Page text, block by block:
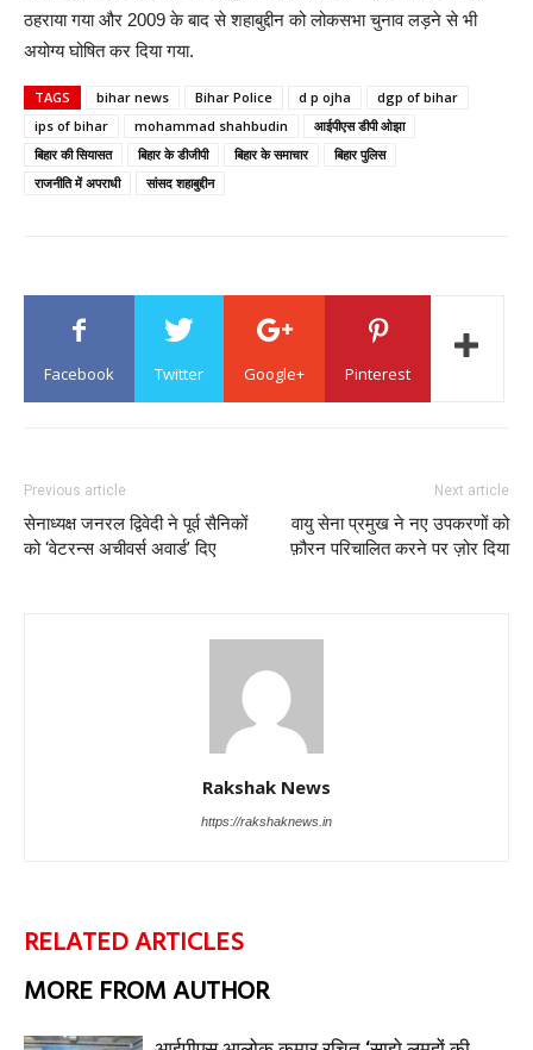
ठहराया गया और 2009 के बाद से शहाबुद्दीन को लोकसभा चुनाव लड़ने से भी
अयोग्य घोषित कर दिया गया.
TAGS bihar news Bihar Police d p ojha
dgp of bihar
ips of bihar
mohammad shahbudin
आईपीएस डीपी ओझा
बिहार की सियासत
बिहार के डीजीपी बिहार के समाचार
बिहार पुलिस
राजनीति में अपराधी
सांसद शहाबुद्दीन
Facebook Twitter Google+ Pinterest
Previous article
सेनाध्यक्ष जनरल द्विवेदी ने पूर्व सैनिकों
को ‘वेटरन्स अचीवर्स अवार्ड’ दिए
Next article
वायु सेना प्रमुख ने नए उपकरणों को
फ़ौरन परिचालित करने पर ज़ोर दिया
Rakshak News
https://rakshaknews.in
RELATED ARTICLES
MORE FROM AUTHOR